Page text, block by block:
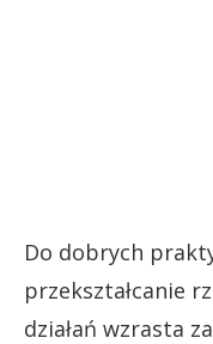
Do dobrych
przekształcanie
działań wzrasta